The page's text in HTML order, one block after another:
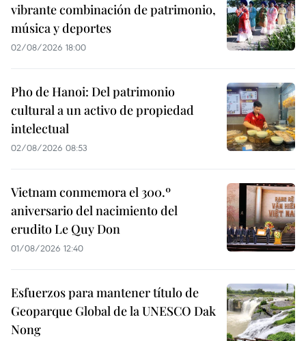
vibrante combinación de patrimonio,
música y deportes
02/08/2026 18:00
Pho de Hanoi: Del patrimonio
cultural a un activo de propiedad
intelectual
02/08/2026 08:53
Vietnam conmemora el 300.º
aniversario del nacimiento del
erudito Le Quy Don
01/08/2026 12:40
Esfuerzos para mantener título de
Geoparque Global de la UNESCO Dak
Nong